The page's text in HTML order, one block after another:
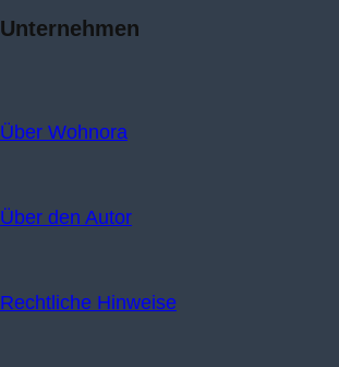
Unternehmen
Über Wohnora
Über den Autor
Rechtliche Hinweise